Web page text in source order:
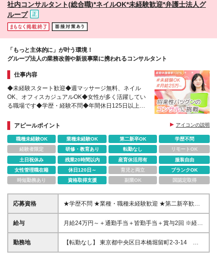
途全額支給 ※試用期間3ヶ月（期間中の給与・待遇に
社内コンサルタント(総合職)*ネイルOK*未経験歓迎*弁護士法人グ
ループ
「もっと主体的に」が叶う環境！
グループ法人の業務改善や新規事業に携われるコンサルタント
仕事内容
◆未経験スタート歓迎◆週マッサージ無料、ネイル
OK、オフィスカジュアルOK◆女性が多く活躍してい
る職場です◆学歴・経験不問◆年間休日125日以上
アピールポイント
アイコンの説明
職種未経験OK 業種未経験OK 第二新卒OK
学歴不問
経験者限定
研修・教育あり 転勤なし
リモートOK
土日祝休み
残業20時間以内 産育休活用有
服装自由
女性管理職在籍
休日120日～ 育児と両立
ブランクOK
時短勤務あり
資格取得支援 副業OK 国認定取得
応募資格
★学歴不問 ★業種・職種未経験歓迎 ★第二新卒歓迎
＼こんな方にぴったりです♪／ ■仕事を通して成長し
たい方 ■新しいことにチャレンジしたい方 ■主体性を
給与
月給24万円～＋通勤手当＋皆勤手当＋賞与2回 ※経
験・能力を考慮のうえ、決定します。 ※残業代（時間
外手当）は別途全額支給 ※通勤手当は月5万円まで支
勤務地
【転勤なし】 東京都中央区日本橋堀留町2-3-14 堀
留THビル2階 ※グループ会社（弁護士法人ユア・エー